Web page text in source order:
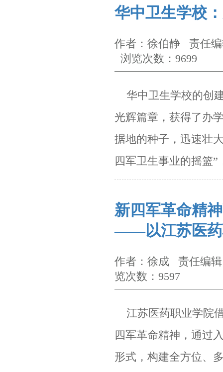
华中卫生学校
作者：徐伯静 责任
浏览次数：9699
华中卫生学校的创
光辉篇章，获得了办
据地的种子，迅速壮
四军卫生事业的摇篮
新四军革命精
——以江苏医药
作者：徐成 责任编
览次数：9597
江苏医药职业学院
四军革命精神，通过
形式，构建全方位、